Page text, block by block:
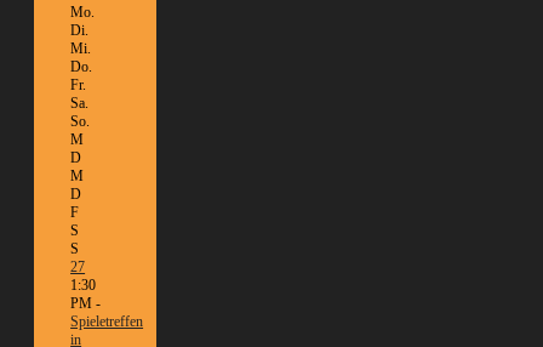
Mo.
Di.
Mi.
Do.
Fr.
Sa.
So.
M
D
M
D
F
S
S
27
1:30
PM -
Spieletreffen
in